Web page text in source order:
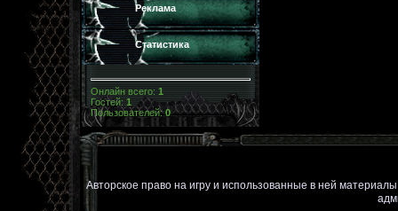
Реклама
Статистика
Онлайн всего: 1
Гостей: 1
Пользователей:0
Авторское право на игру и использованные в ней